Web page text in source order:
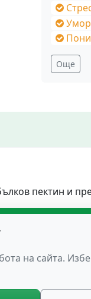
Още
пектин и
нощта.
лайката
и
или
на сайта.